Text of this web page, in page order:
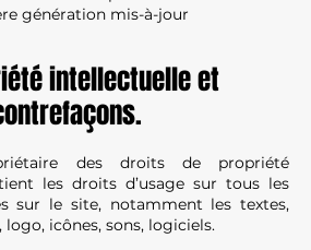
génération mis-à-jour
intellectuelle et
des droits de propriété
les droits d’usage sur tous les
sur le site, notamment les textes,
icônes, sons, logiciels.